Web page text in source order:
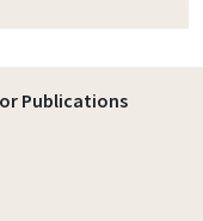
Publications